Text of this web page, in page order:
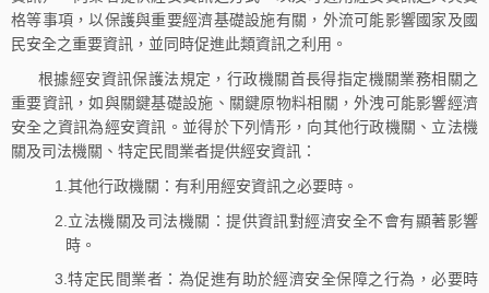
格等事項，以保護與重要經濟基礎設施有關，外流可能影響國家及國
民安全之重要資訊，並同時促進此類資訊之利用。
根據經安資訊保護法規定，行政機關首長得指定機關業務相關之
重要資訊，如與關鍵基礎設施、關鍵原物料相關，外洩可能影響經濟
安全之資訊為經安資訊。並得於下列情形，向其他行政機關、立法機
關及司法機關、特定民間業者提供經安資訊：
1.其他行政機關：有利用經安資訊之必要時。
2.立法機關及司法機關：提供資訊對經濟安全不會有顯著影響
時。
3.特定民間業者：為促進有助於經濟安全保障之行為，必要時